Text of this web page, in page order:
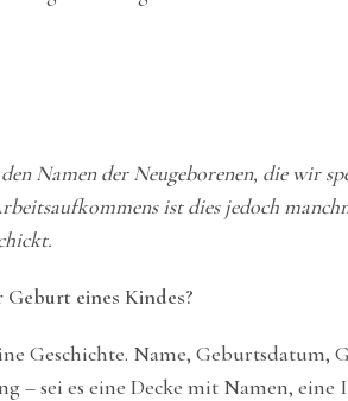
Namen der Neugeborenen, die wir
ist dies jedoch
eines Kindes?
Geschichte. Name,
– sei es eine Decke mit Namen,